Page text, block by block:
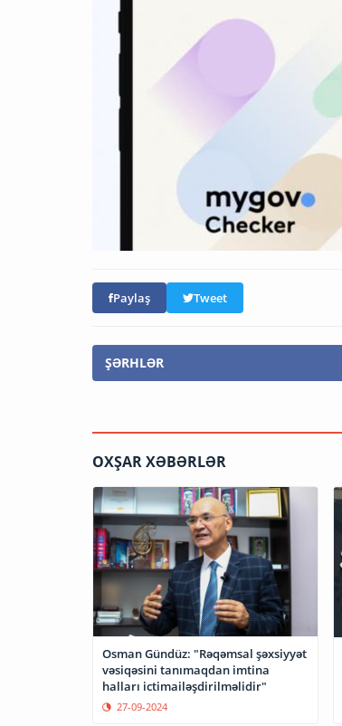
Paylaş Tweet
ŞƏRHLƏR
OXŞAR XƏBƏRLƏR
Osman Gündüz: "Rəqəmsal şəxsiyyət
vəsiqəsini tanımaqdan imtina
halları ictimailəşdirilməlidir"
27-09-2024